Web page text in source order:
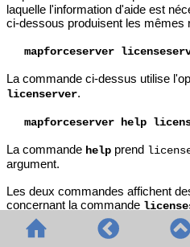
laquelle l'information d'aide est
ci-dessous produisent les mêmes
mapforceserver
La commande ci-dessus utilise
licenserver.
mapforceserver help
La commande helpprend
argument.
Les deux commandes affichent
concernant la commande